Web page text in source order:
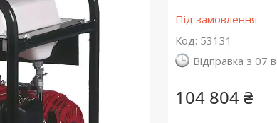
Під замовлення
Код: 53131
Відправка з 07
104 804 ₴